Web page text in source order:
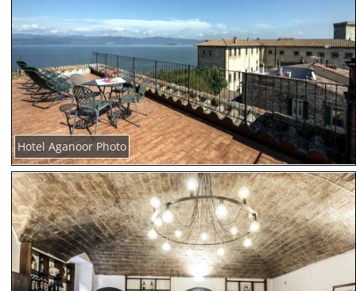
Hotel Aganoor Photo